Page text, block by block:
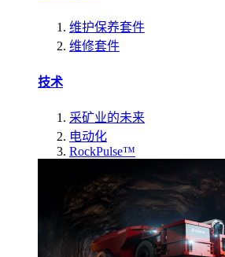
维护保养套件
维修套件
技术
采矿业的未来
电动化
RockPulse™